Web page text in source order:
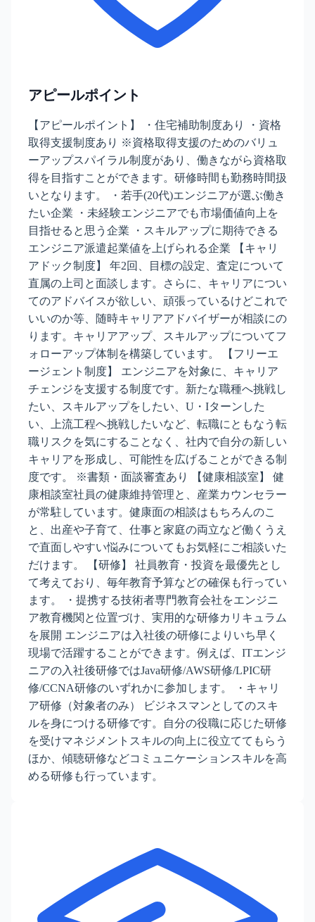
アピールポイント
【アピールポイント】 ・住宅補助制度あり ・資格
取得支援制度あり ※資格取得支援のためのバリュ
ーアップスパイラル制度があり、働きながら資格取
得を目指すことができます。研修時間も勤務時間扱
いとなります。 ・若手(20代)エンジニアが選ぶ働き
たい企業 ・未経験エンジニアでも市場価値向上を
目指せると思う企業 ・スキルアップに期待できる
エンジニア派遣起業値を上げられる企業 【キャリ
アドック制度】 年2回、目標の設定、査定について
直属の上司と面談します。さらに、キャリアについ
てのアドバイスが欲しい、頑張っているけどこれで
いいのか等、随時キャリアアドバイザーが相談にの
ります。キャリアアップ、スキルアップについてフ
ォローアップ体制を構築しています。 【フリーエ
ージェント制度】 エンジニアを対象に、キャリア
チェンジを支援する制度です。新たな職種へ挑戦し
たい、スキルアップをしたい、U・Iターンした
い、上流工程へ挑戦したいなど、転職にともなう転
職リスクを気にすることなく、社内で自分の新しい
キャリアを形成し、可能性を広げることができる制
度です。 ※書類・面談審査あり 【健康相談室】 健
康相談室社員の健康維持管理と、産業カウンセラー
が常駐しています。健康面の相談はもちろんのこ
と、出産や子育て、仕事と家庭の両立など働くうえ
で直面しやすい悩みについてもお気軽にご相談いた
だけます。 【研修】 社員教育・投資を最優先とし
て考えており、毎年教育予算などの確保も行ってい
ます。 ・提携する技術者専門教育会社をエンジニ
ア教育機関と位置づけ、実用的な研修カリキュラム
を展開 エンジニアは入社後の研修によりいち早く
現場で活躍することができます。例えば、ITエンジ
ニアの入社後研修ではJava研修/AWS研修/LPIC研
修/CCNA研修のいずれかに参加します。 ・キャリ
ア研修（対象者のみ） ビジネスマンとしてのスキ
ルを身につける研修です。自分の役職に応じた研修
を受けマネジメントスキルの向上に役立ててもらう
ほか、傾聴研修などコミュニケーションスキルを高
める研修も行っています。